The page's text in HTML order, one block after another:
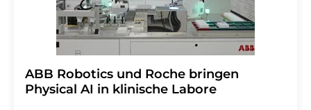
​​​​​​​ABB Robotics und Roche bringen
Physical AI in klinische Labore